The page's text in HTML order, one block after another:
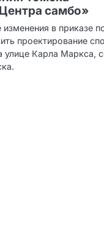
самбо»
изменения в приказе
проектирование
улице Карла Маркса,